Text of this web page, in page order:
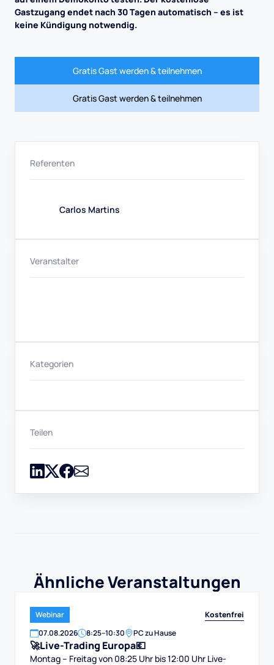
Gastzugang endet nach 30 Tagen automatisch – es ist
keine Kündigung notwendig.
Gratis Gast werden & teilnehmen
Gratis Gast werden & teilnehmen
Referenten
Carlos Martins
Veranstalter
Kategorien
Teilen
Ähnliche Veranstaltungen
Webinar
Kostenfrei
07.08.2026 8:25–10:30 PC zu Hause
🚀Live-Trading Europa💶
Montag – Freitag von 08:25 Uhr bis 12:00 Uhr Live-